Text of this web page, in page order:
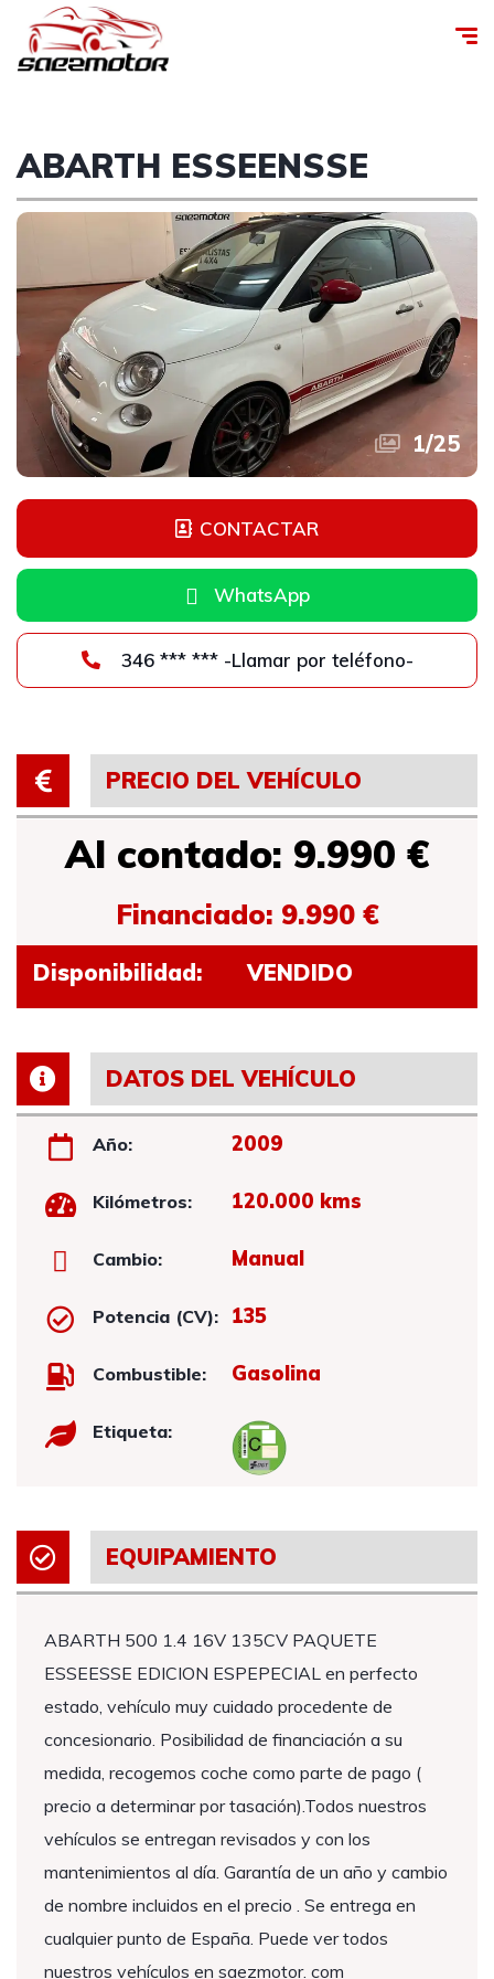
ABARTH ESSEENSSE
1/25
CONTACTAR
WhatsApp
346 *** *** -Llamar por teléfono-
PRECIO DEL VEHÍCULO
Al contado: 9.990 €
Financiado: 9.990 €
Disponibilidad: VENDIDO
DATOS DEL VEHÍCULO
Año: 2009
Kilómetros: 120.000 kms
Cambio: Manual
Potencia (CV): 135
Combustible: Gasolina
Etiqueta:
EQUIPAMIENTO
ABARTH 500 1.4 16V 135CV PAQUETE
ESSEESSE EDICION ESPEPECIAL en perfecto
estado, vehículo muy cuidado procedente de
concesionario. Posibilidad de financiación a su
medida, recogemos coche como parte de pago (
precio a determinar por tasación).Todos nuestros
vehículos se entregan revisados y con los
mantenimientos al día. Garantía de un año y cambio
de nombre incluidos en el precio . Se entrega en
cualquier punto de España. Puede ver todos
nuestros vehículos en saezmotor. com